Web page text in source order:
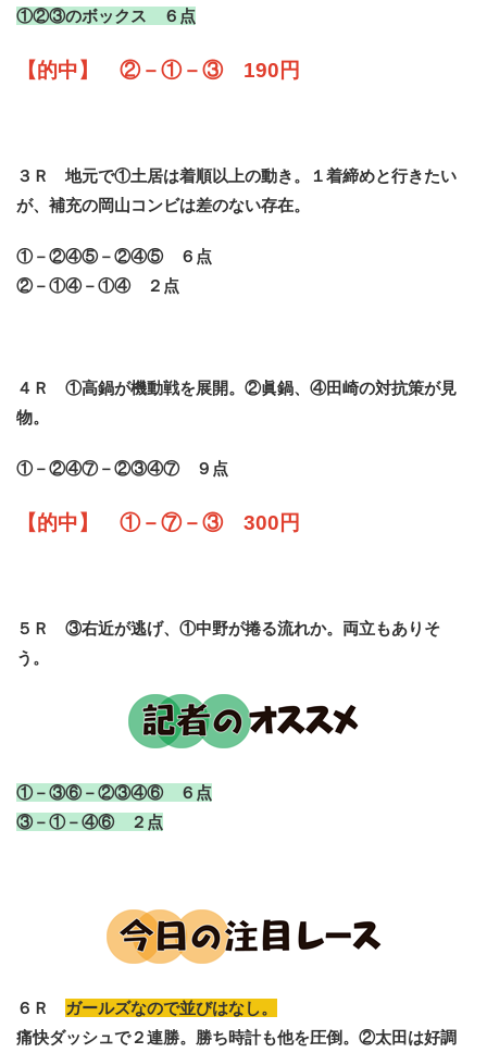
①②③のボックス ６点
【的中】 ②－①－③ 190円
３Ｒ 地元で①土居は着順以上の動き。１着締めと行きたい
が、補充の岡山コンビは差のない存在。
①－②④⑤－②④⑤ ６点
②－①④－①④ ２点
４Ｒ ①高鍋が機動戦を展開。②眞鍋、④田崎の対抗策が見
物。
①－②④⑦－②③④⑦ ９点
【的中】 ①－⑦－③ 300円
５Ｒ ③右近が逃げ、①中野が捲る流れか。両立もありそ
う。
①－③⑥－②③④⑥ ６点
③－①－④⑥ ２点
６Ｒ
ガールズなので並びはなし。
痛快ダッシュで２連勝。勝ち時計も他を圧倒。②太田は好調